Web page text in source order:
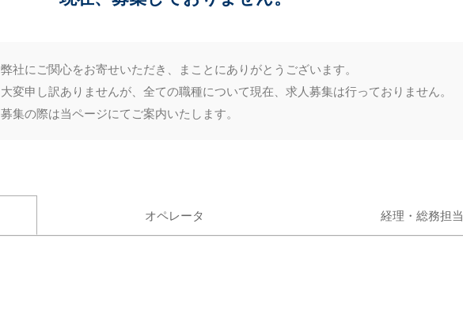
弊社にご関心をお寄せいただき、まことにありがとうございます。
大変申し訳ありませんが、全ての職種について現在、求人募集は行っておりません。
募集の際は当ページにてご案内いたします。
オペレータ 経理・総務担当